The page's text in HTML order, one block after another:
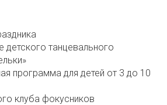
детского танцевального
программа для детей от 3 до 10
клуба фокусников